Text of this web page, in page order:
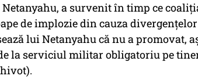
a survenit în timp ce
de implozie din cauza
lui Netanyahu că nu a promovat,
la serviciul militar obligatoriu pe